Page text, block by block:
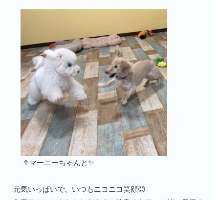
↑マーニーちゃんと✨
元気いっぱいで、いつもニコニコ笑顔😊